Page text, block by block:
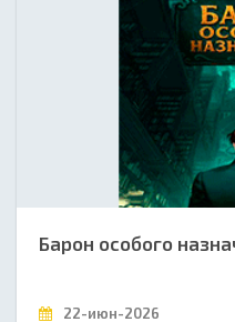
Барон особого
22-июн-2026